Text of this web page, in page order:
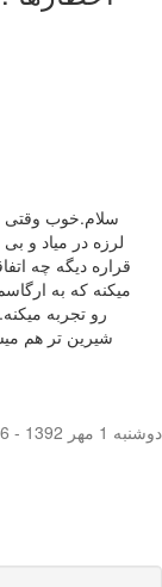
سلام.خوب وقتی
لرزه در میاد و
قراره دیگه چه
میکنه که به
رو تجربه
شیرین تر هم
دوشنبه 1 مهر 1392 - 14:06